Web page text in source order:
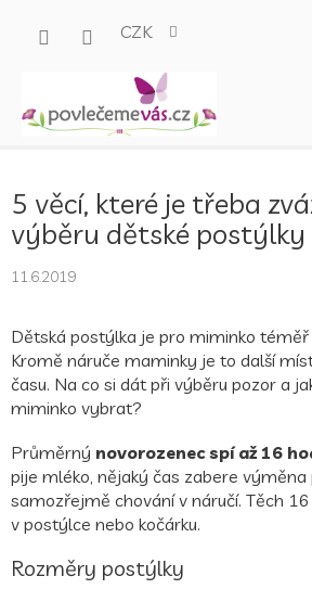
CZK
5 věcí, které je třeba
výběru dětské postýlky
11.6.2019
Dětská postýlka je pro miminko
Kromě náruče maminky je to další
času. Na co si dát při výběru pozor a
miminko vybrat?
Průměrný novorozenec spí až 16
pije mléko, nějaký čas zabere výměna
samozřejmě chování v náručí. Těch
v postýlce nebo kočárku.
Rozměry postýlky